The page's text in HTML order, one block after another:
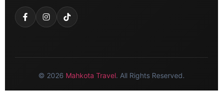
© 2026 Mahkota Travel. All Rights Reserved.